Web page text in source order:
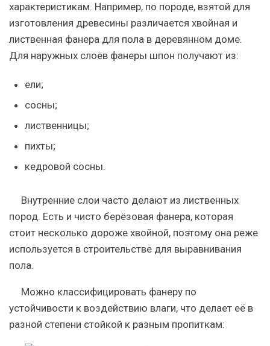
характеристикам. Например, по породе, взятой для
изготовления древесины различается хвойная и
лиственная фанера для пола в деревянном доме.
Для наружных слоёв фанеры шпон получают из:
ели;
сосны;
лиственницы;
пихты;
кедровой сосны.
Внутренние слои часто делают из лиственных
пород. Есть и чисто берёзовая фанера, которая
стоит несколько дороже хвойной, поэтому она реже
используется в строительстве для выравнивания
пола.
Можно классифицировать фанеру по
устойчивости к воздействию влаги, что делает её в
разной степени стойкой к разным пропиткам: